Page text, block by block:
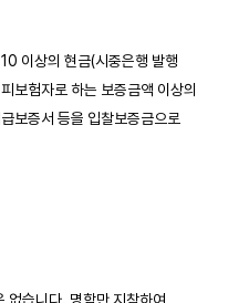
이상의 현금(시중은행 발행
보험자로 하는 보증금액 이상의
보증서 등을 입찰보증금으로